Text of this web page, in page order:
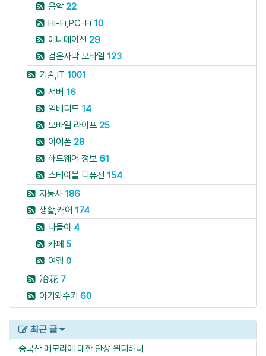
음악22
Hi-Fi,PC-Fi 10
에니메이션 29
검은사막 모바일 123
기술,IT 1001
서버 16
임베디드 14
모바일 라이프 25
이어폰 28
하드웨어 정보 61
스테이블 디퓨전 154
자동차 186
생활,캐어 174
나들이 4
카페 5
여행 0
冶花 7
아기와수키 60
최근 글
중국산 메모리에 대한 단상 윈디하나